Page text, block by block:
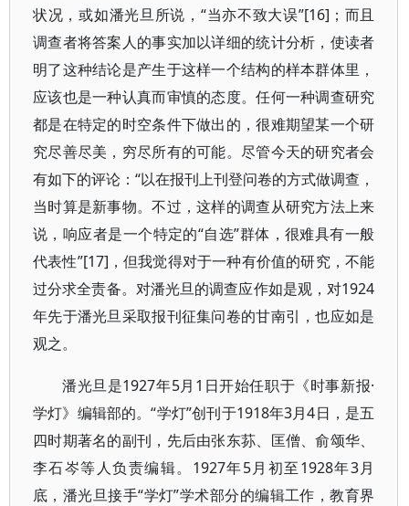
状况，或如潘光旦所说，“当亦不致大误”[16]；而且
调查者将答案人的事实加以详细的统计分析，使读者
明了这种结论是产生于这样一个结构的样本群体里，
应该也是一种认真而审慎的态度。任何一种调查研究
都是在特定的时空条件下做出的，很难期望某一个研
究尽善尽美，穷尽所有的可能。尽管今天的研究者会
有如下的评论：“以在报刊上刊登问卷的方式做调查，
当时算是新事物。不过，这样的调查从研究方法上来
说，响应者是一个特定的“自选”群体，很难具有一般
代表性”[17]，但我觉得对于一种有价值的研究，不能
过分求全责备。对潘光旦的调查应作如是观，对1924
年先于潘光旦采取报刊征集问卷的甘南引，也应如是
观之。
潘光旦是1927年5月1日开始任职于《时事新报·
学灯》编辑部的。“学灯”创刊于1918年3月4日，是五
四时期著名的副刊，先后由张东荪、匡僧、俞颂华、
李石岑等人负责编辑。1927年5月初至1928年3月
底，潘光旦接手“学灯”学术部分的编辑工作，教育界